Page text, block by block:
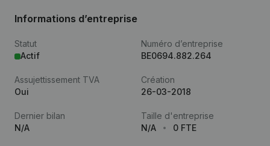
Informations d’entreprise
Statut
Actif
Numéro d’entreprise
BE0694.882.264
Assujettissement TVA
Oui
Création
26-03-2018
Dernier bilan
N/A
Taille d'entreprise
N/A
0 FTE